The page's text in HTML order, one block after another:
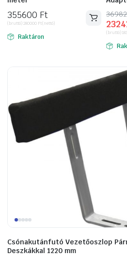
355600 Ft
(bruttó)280000 Ft(nettó)
Raktáron
price
was:
price
is:
(bruttó)
Csónakutánfutó Vezetőoszlop
Deszkákkal 1220 mm